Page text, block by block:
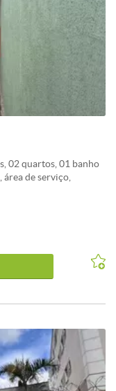
02 quartos, 01 banho
de serviço,
casas , muito bem
próximo a todo tipo de